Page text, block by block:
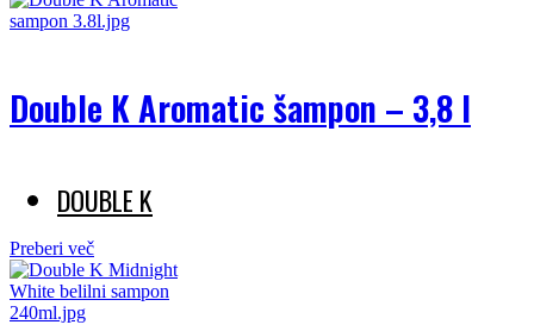
Double K Aromatic šampon – 3,8 l
DOUBLE K
Preberi več